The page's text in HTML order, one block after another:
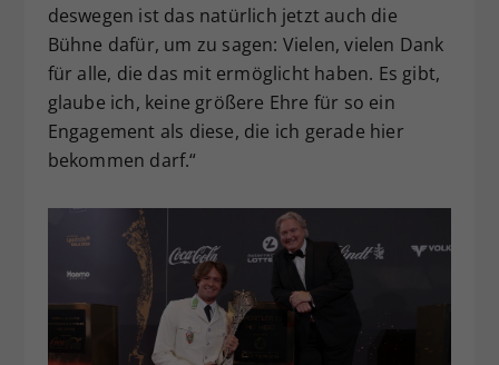
deswegen ist das natürlich jetzt auch die
Bühne dafür, um zu sagen: Vielen, vielen Dank
für alle, die das mit ermöglicht haben. Es gibt,
glaube ich, keine größere Ehre für so ein
Engagement als diese, die ich gerade hier
bekommen darf.“